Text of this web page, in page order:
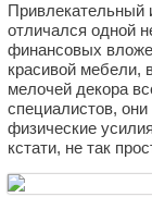
Привлекательный
отличался одной
финансовых
красивой мебели,
мелочей декора
специалистов,
физические
кстати, не так